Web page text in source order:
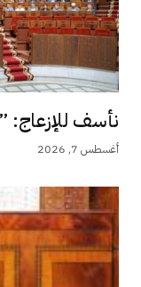
نأسف للإزعاج:
أغسطس 7, 2026